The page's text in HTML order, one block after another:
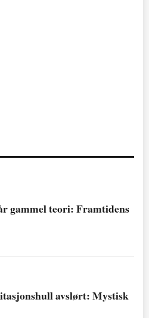
gammel teori: Framtidens
avslørt: Mystisk